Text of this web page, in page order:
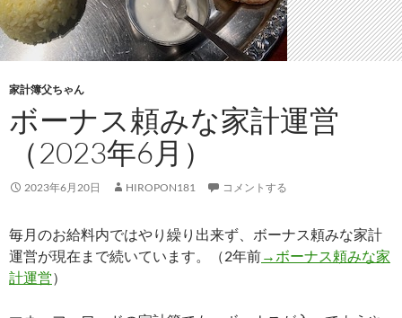
家計簿父ちゃん
ボーナス頼みな家計運営
（2023年6月）
2023年6月20日 HIROPON181 コメントする
毎月のお給料内ではやり繰り出来ず、ボーナス頼みな家計
運営が現在まで続いています。（2年前→ボーナス頼みな家
計運営）